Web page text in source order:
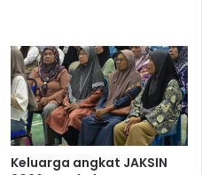
Keluarga angkat JAKSIN